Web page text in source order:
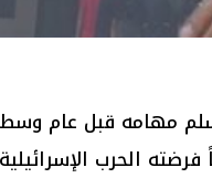
مهامه قبل عام وسط
الحرب